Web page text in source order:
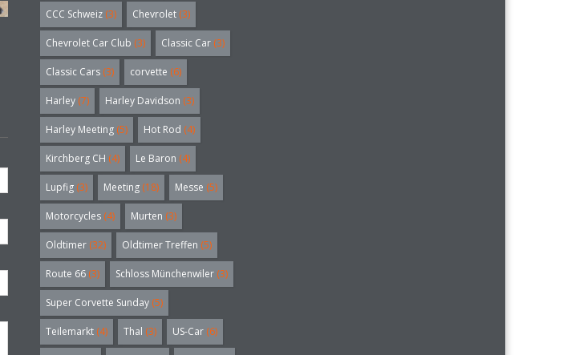
CCC Schweiz (3) Chevrolet (3)
Chevrolet Car Club (3) Classic Car (3)
Classic Cars (3) corvette (6)
Harley (7) Harley Davidson (3)
Harley Meeting (5) Hot Rod (4)
Kirchberg CH (4) Le Baron (4)
Lupfig (3) Meeting (18) Messe (5)
Motorcycles (4) Murten (3)
Oldtimer (32) Oldtimer Treffen (5)
Route 66 (3) Schloss Münchenwiler (3)
Super Corvette Sunday (5)
Teilemarkt (4) Thal (3) US-Car (6)